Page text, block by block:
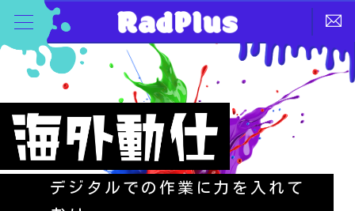
デジタルでの作業に力を入れて